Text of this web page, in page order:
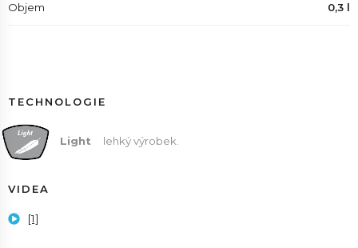
Objem 0,3 l
TECHNOLOGIE
Light lehký výrobek.
VIDEA
[1]